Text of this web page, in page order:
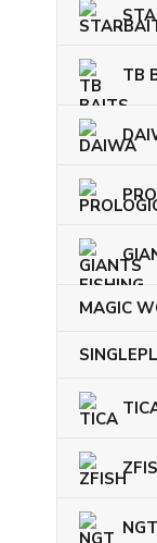
TB
MAGIC
NGT